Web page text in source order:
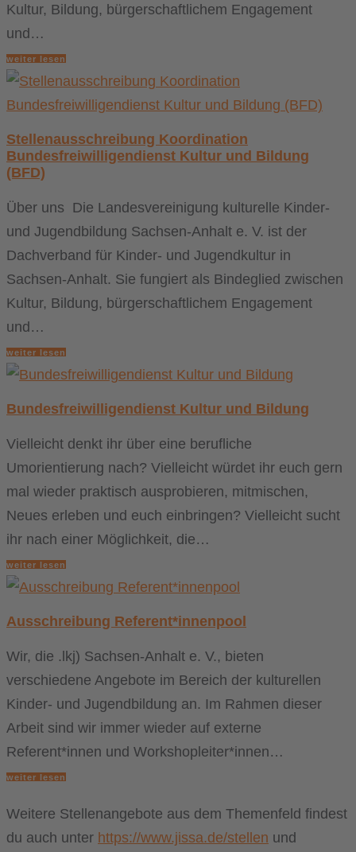
Kultur, Bildung, bürgerschaftlichem Engagement
und…
weiter lesen
Stellenausschreibung Koordination
Bundesfreiwilligendienst Kultur und Bildung
(BFD)
Über uns Die Landesvereinigung kulturelle Kinder-
und Jugendbildung Sachsen-Anhalt e. V. ist der
Dachverband für Kinder- und Jugendkultur in
Sachsen-Anhalt. Sie fungiert als Bindeglied zwischen
Kultur, Bildung, bürgerschaftlichem Engagement
und…
weiter lesen
Bundesfreiwilligendienst Kultur und Bildung
Vielleicht denkt ihr über eine berufliche
Umorientierung nach? Vielleicht würdet ihr euch gern
mal wieder praktisch ausprobieren, mitmischen,
Neues erleben und euch einbringen? Vielleicht sucht
ihr nach einer Möglichkeit, die…
weiter lesen
Ausschreibung Referent*innenpool
Wir, die .lkj) Sachsen-Anhalt e. V., bieten
verschiedene Angebote im Bereich der kulturellen
Kinder- und Jugendbildung an. Im Rahmen dieser
Arbeit sind wir immer wieder auf externe
Referent*innen und Workshopleiter*innen…
weiter lesen
Weitere Stellenangebote aus dem Themenfeld findest
du auch unter https://www.jissa.de/stellen und